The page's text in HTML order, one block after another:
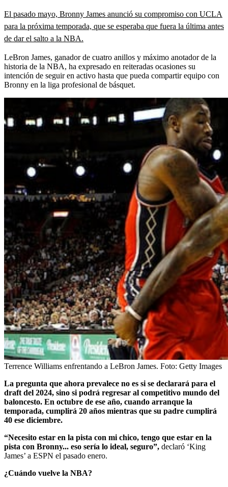
El pasado mayo, Bronny James anunció su compromiso con UCLA
para la próxima temporada, que se esperaba que fuera la última antes
de dar el salto a la NBA.
LeBron James, ganador de cuatro anillos y máximo anotador de la
historia de la NBA, ha expresado en reiteradas ocasiones su
intención de seguir en activo hasta que pueda compartir equipo con
Bronny en la liga profesional de básquet.
Terrence Williams enfrentando a LeBron James. Foto: Getty Images
La pregunta que ahora prevalece no es si se declarará para el
draft del 2024, sino si podrá regresar al competitivo mundo del
baloncesto. En octubre de ese año, cuando arranque la
temporada, cumplirá 20 años mientras que su padre cumplirá
40 ese diciembre.
“Necesito estar en la pista con mi chico, tengo que estar en la
pista con Bronny... eso sería lo ideal, seguro”, declaró ‘King
James’ a ESPN el pasado enero.
¿Cuándo vuelve la NBA?